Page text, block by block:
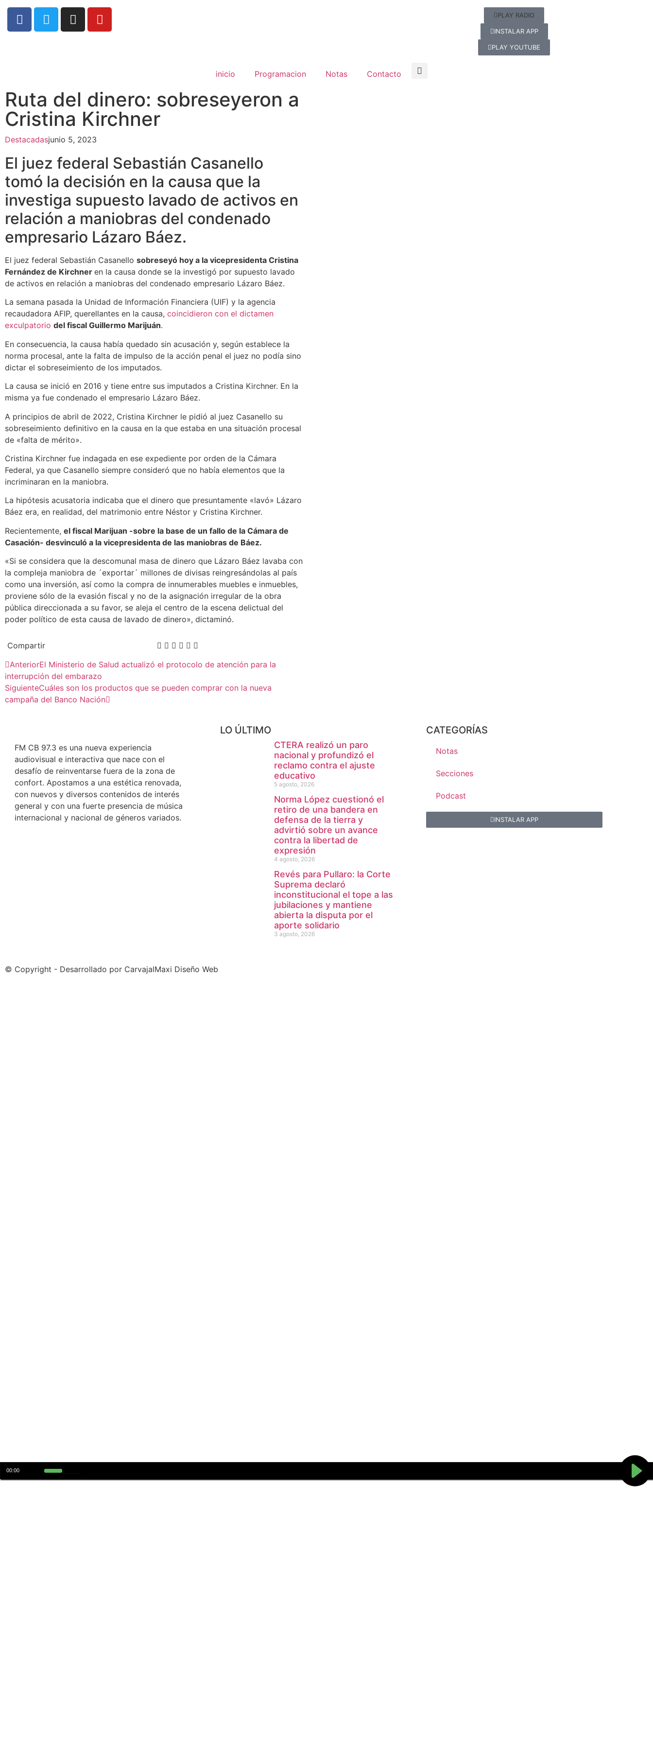
PLAY RADIO
INSTALAR APP
PLAY YOUTUBE
inicio Programacion Notas Contacto
Ruta del dinero: sobreseyeron a
Cristina Kirchner
Destacadasjunio 5, 2023
El juez federal Sebastián Casanello
tomó la decisión en la causa que la
investiga supuesto lavado de activos en
relación a maniobras del condenado
empresario Lázaro Báez.
El juez federal Sebastián Casanello sobreseyó hoy a la vicepresidenta Cristina
Fernández de Kirchner en la causa donde se la investigó por supuesto lavado
de activos en relación a maniobras del condenado empresario Lázaro Báez.
La semana pasada la Unidad de Información Financiera (UIF) y la agencia
recaudadora AFIP, querellantes en la causa, coincidieron con el dictamen
exculpatorio del fiscal Guillermo Marijuán.
En consecuencia, la causa había quedado sin acusación y, según establece la
norma procesal, ante la falta de impulso de la acción penal el juez no podía sino
dictar el sobreseimiento de los imputados.
La causa se inició en 2016 y tiene entre sus imputados a Cristina Kirchner. En la
misma ya fue condenado el empresario Lázaro Báez.
A principios de abril de 2022, Cristina Kirchner le pidió al juez Casanello su
sobreseimiento definitivo en la causa en la que estaba en una situación procesal
de «falta de mérito».
Cristina Kirchner fue indagada en ese expediente por orden de la Cámara
Federal, ya que Casanello siempre consideró que no había elementos que la
incriminaran en la maniobra.
La hipótesis acusatoria indicaba que el dinero que presuntamente «lavó» Lázaro
Báez era, en realidad, del matrimonio entre Néstor y Cristina Kirchner.
Recientemente, el fiscal Marijuan -sobre la base de un fallo de la Cámara de
Casación- desvinculó a la vicepresidenta de las maniobras de Báez.
«Si se considera que la descomunal masa de dinero que Lázaro Báez lavaba con
la compleja maniobra de ´exportar´ millones de divisas reingresándolas al país
como una inversión, así como la compra de innumerables muebles e inmuebles,
proviene sólo de la evasión fiscal y no de la asignación irregular de la obra
pública direccionada a su favor, se aleja el centro de la escena delictual del
poder político de esta causa de lavado de dinero», dictaminó.
Compartir
AnteriorEl Ministerio de Salud actualizó el protocolo de atención para la
interrupción del embarazo
SiguienteCuáles son los productos que se pueden comprar con la nueva
campaña del Banco Nación
FM CB 97.3 es una nueva experiencia
audiovisual e interactiva que nace con el
desafío de reinventarse fuera de la zona de
confort. Apostamos a una estética renovada,
con nuevos y diversos contenidos de interés
general y con una fuerte presencia de música
internacional y nacional de géneros variados.
LO ÚLTIMO
CTERA realizó un paro
nacional y profundizó el
reclamo contra el ajuste
educativo
5 agosto, 2026
Norma López cuestionó el
retiro de una bandera en
defensa de la tierra y
advirtió sobre un avance
contra la libertad de
expresión
4 agosto, 2026
Revés para Pullaro: la Corte
Suprema declaró
inconstitucional el tope a las
jubilaciones y mantiene
abierta la disputa por el
aporte solidario
3 agosto, 2026
CATEGORÍAS
Notas
Secciones
Podcast
INSTALAR APP
© Copyright - Desarrollado por CarvajalMaxi Diseño Web